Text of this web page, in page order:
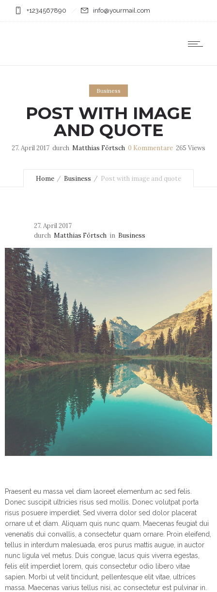
+1234567890 info@yourmail.com
Business
POST WITH IMAGE
AND QUOTE
27. April 2017 durch Matthias Förtsch 0 Kommentare 265 Views
Home Business Post with image and quote
27. April 2017
durch Matthias Förtsch in Business
Praesent eu massa vel diam laoreet elementum ac sed felis.
Donec suscipit ultricies risus sed mollis. Donec volutpat porta
risus posuere imperdiet. Sed viverra dolor sed dolor placerat
ornare ut et diam. Aliquam quis nunc quam. Maecenas feugiat dui
venenatis dui convallis, a consectetur quam ornare. Proin eleifend,
tellus in interdum malesuada, eros purus mattis augue, in auctor
nunc ligula vel metus. Duis congue, lacus quis viverra egestas,
felis elit imperdiet lorem, quis consectetur odio libero vitae
sapien. Morbi ut velit tincidunt, pellentesque elit vitae, ultrices
massa. Maecenas varius tellus nisi, ac consectetur est pulvinar in.